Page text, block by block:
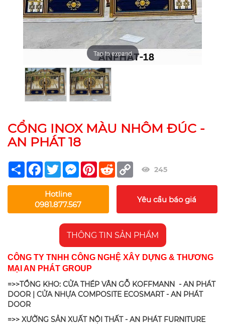
Tap to expand
Tap to expand
CỔNG INOX MÀU NHÔM ĐÚC -
AN PHÁT 18
Share Facebook
TwitterMessengerPinterest
Reddit Copy
Link
245
Hotline
0981.877.567
Yêu cầu báo giá
THÔNG TIN SẢN PHẨM
CÔNG TY TNHH CÔNG NGHỆ XÂY DỰNG & THƯƠNG
MẠI AN PHÁT GROUP
=>>TỔNG KHO: CỬA THÉP VÂN GỖ KOFFMANN - AN PHÁT
DOOR | CỬA NHỰA COMPOSITE ECOSMART - AN PHÁT
DOOR
=>> XƯỞNG SẢN XUẤT NỘI THẤT - AN PHÁT FURNITURE